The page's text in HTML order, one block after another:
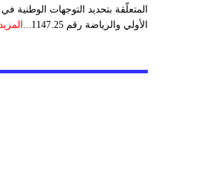
المتعلّقة بتحديد التوجهات الوطنية
الأولي والرياضة رقم 1147.25...